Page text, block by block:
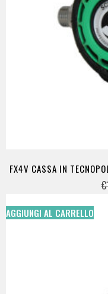
FX4V CASSA IN
€
AGGIUNGI AL CARRELLO